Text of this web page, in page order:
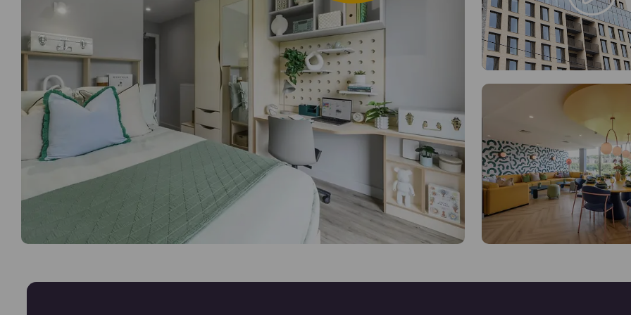
mais!
Cozinha comum Áreas comuns